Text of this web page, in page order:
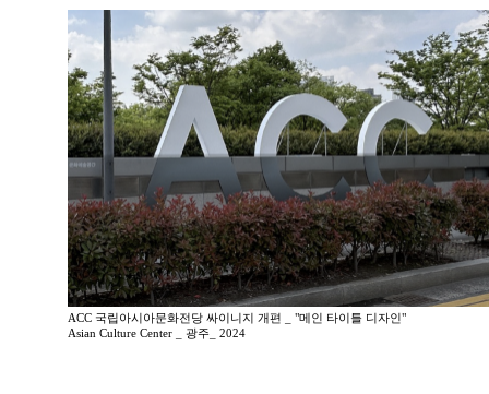
ACC 국립아시아문화전당 싸이니지 개편 _ "메인 타이틀 디자인"
Asian Culture Center _ 광주_ 2024